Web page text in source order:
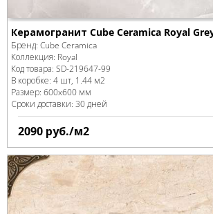
Керамогранит Cube Ceramica Royal
Бренд: Cube Ceramica
Коллекция: Royal
Код товара: SD-219647-99
В коробке: 4 шт, 1.44 м2
Размер: 600x600 мм
Сроки доставки: 30 дней
2090 руб./м2